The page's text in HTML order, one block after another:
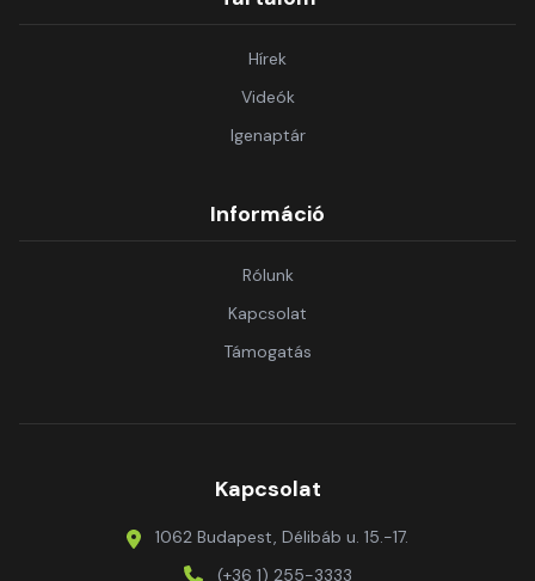
Hírek
Videók
Igenaptár
Információ
Rólunk
Kapcsolat
Támogatás
Kapcsolat
1062 Budapest, Délibáb u. 15.-17.
(+36 1) 255-3333